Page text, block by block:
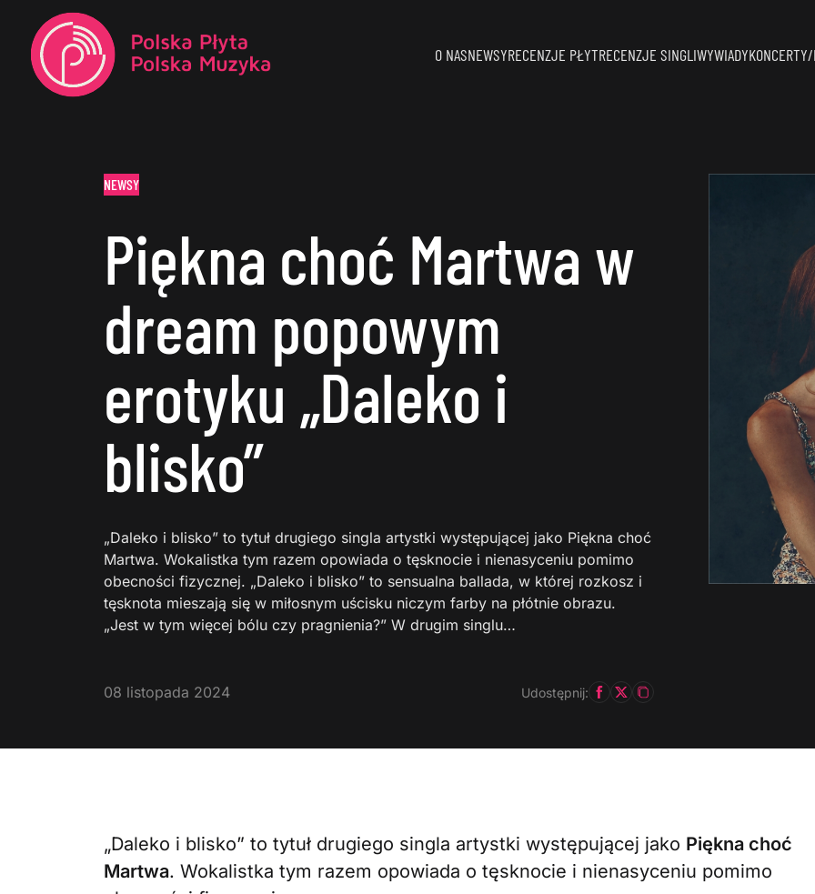
O NASNEWSYRECENZJE PŁYTRECENZJE SINGLIWYWIADY
NEWSY
Piękna choć Martwa w
dream popowym
erotyku „Daleko i
blisko”
„Daleko i blisko” to tytuł drugiego singla artystki występującej jako Piękna choć
Martwa. Wokalistka tym razem opowiada o tęsknocie i nienasyceniu pomimo
obecności fizycznej. „Daleko i blisko” to sensualna ballada, w której rozkosz i
tęsknota mieszają się w miłosnym uścisku niczym farby na płótnie obrazu.
„Jest w tym więcej bólu czy pragnienia?” W drugim singlu…
08 listopada 2024 Udostępnij:
„Daleko i blisko” to tytuł drugiego singla artystki występującej jako Piękna choć
Martwa. Wokalistka tym razem opowiada o tęsknocie i nienasyceniu pomimo